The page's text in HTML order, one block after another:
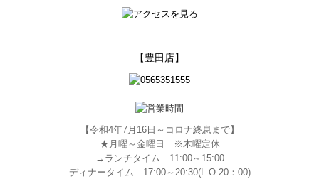
【豊田店】
【令和4年7月16日～コロナ終息まで】
★月曜～金曜日 ※木曜定休
→ランチタイム 11:00～15:00
ディナータイム 17:00～20:30(L.O.20：00)